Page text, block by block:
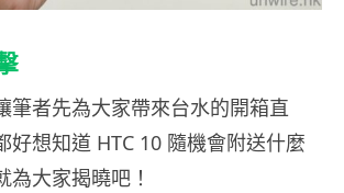
筆者先為大家帶來台水的開箱直
好想知道 HTC 10 隨機會附送什麼
為大家揭曉吧！